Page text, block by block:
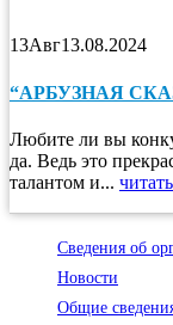
13Авг13.08.2024
“АРБУЗНАЯ
Любите ли вы
да. Ведь это
талантом и...
Сведения об
Новости
Общие